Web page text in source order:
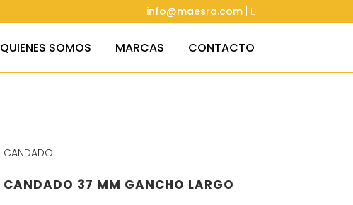
info@maesra.com
QUIENES SOMOS MARCAS CONTACTO
CANDADO
CANDADO 37 MM GANCHO LARGO